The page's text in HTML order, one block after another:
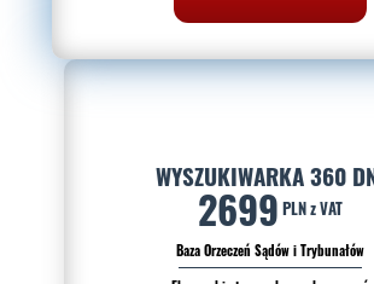
WYSZUKIWARKA 360
2699 PLN z VAT
Baza Orzeczeń Sądów i Trybunałów